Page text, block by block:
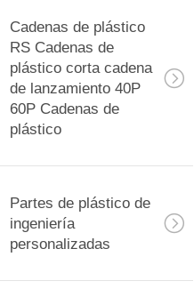
Cadenas de plástico
RS Cadenas de
plástico corta cadena
de lanzamiento 40P
60P Cadenas de
plástico
Partes de plástico de
ingeniería
personalizadas